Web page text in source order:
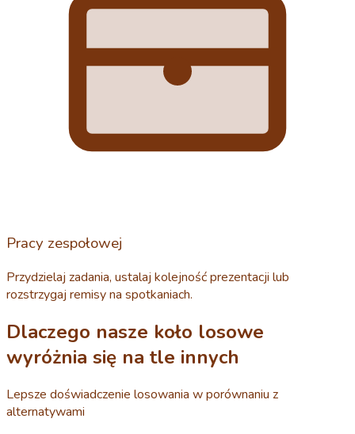
Pracy zespołowej
Przydzielaj zadania, ustalaj kolejność prezentacji lub
rozstrzygaj remisy na spotkaniach.
Dlaczego nasze koło losowe
wyróżnia się na tle innych
Lepsze doświadczenie losowania w porównaniu z
alternatywami